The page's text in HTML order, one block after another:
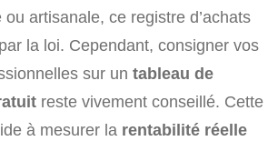
ou artisanale, ce registre d’achats
la loi. Cependant, consigner vos
sur un tableau de
reste vivement conseillé. Cette
à mesurer la rentabilité réelle